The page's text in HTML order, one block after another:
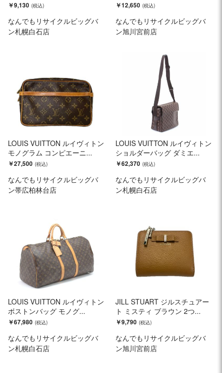
￥9,130
なんでもリサイクルビッグバ
ン札幌白石店
￥12,650
なんでもリサイクルビッグバ
ン旭川宮前店
LOUIS VUITTON ルイヴィトン
モノグラム コンピエーニ...
￥27,500
なんでもリサイクルビッグバ
ン帯広柏林台店
LOUIS VUITTON ルイヴィトン
ショルダーバッグ ダミエ...
￥62,370
なんでもリサイクルビッグバ
ン札幌白石店
LOUIS VUITTON ルイヴィトン
ボストンバッグ モノグ...
￥67,980
なんでもリサイクルビッグバ
ン札幌白石店
JILL STUART ジルスチュアー
ト ミスティ ブラウン 2つ...
￥9,790
なんでもリサイクルビッグバ
ン旭川宮前店